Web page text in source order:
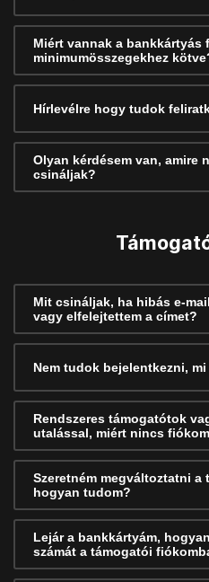
Miért vannak a bankkártyás
minimumösszegekhez
Hírlevélre hogy tudok
Olyan kérdésem van, amire
csináljak?
Mit csináljak, ha hibás e-
vagy elfelejtettem a címet?
Nem tudok bejelentkezni, mi
Rendszeres támogatótok
utalással, miért nincs
Szeretném megváltoztatni a
hogyan tudom?
Lejár a bankkártyám,
számát a támogatói